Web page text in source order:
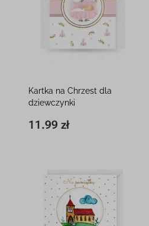
Kartka na Chrzest dla
dziewczynki
11.99 zł
11,8 x 16,3 cm